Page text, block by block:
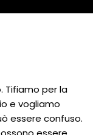
Tifiamo per la
e vogliamo
essere confuso.